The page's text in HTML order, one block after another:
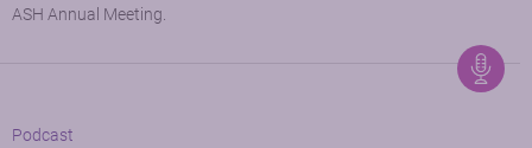
ASH Annual Meeting.
Podcast